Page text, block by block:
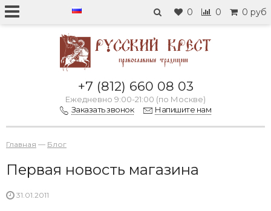
0 0 0 руб
+7 (812) 660 08 03
Ежедневно 9:00-21:00 (по Москве)
Заказать звонок
Напишите нам
Главная — Блог
Первая новость магазина
31.01.2011